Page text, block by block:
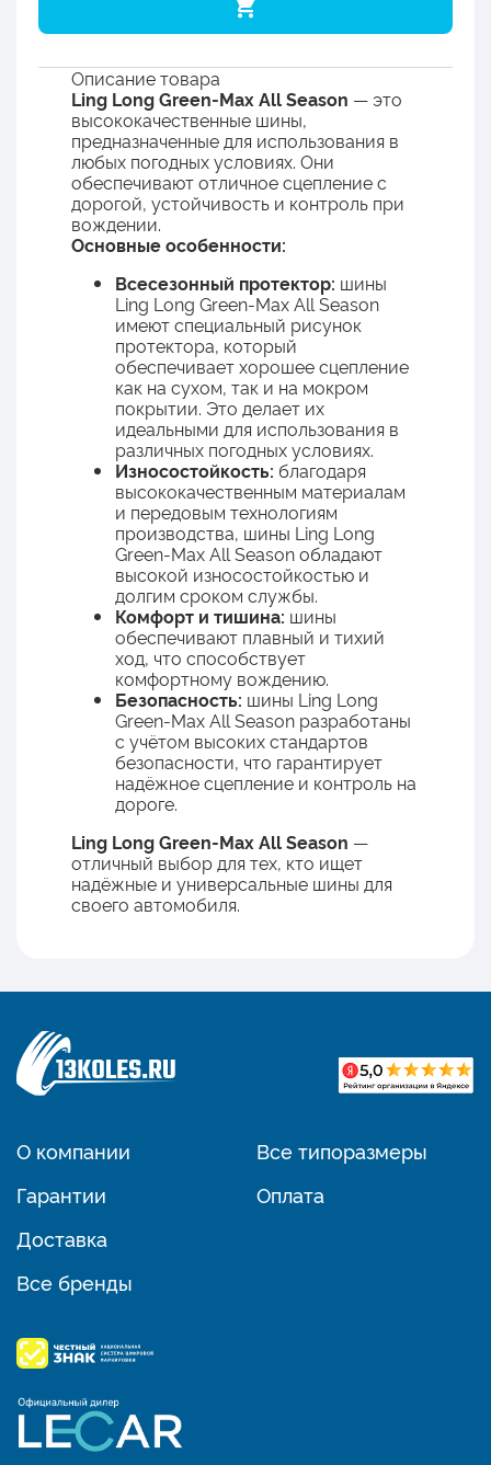
Описание товара
Ling Long Green-Max All Season — это
высококачественные шины,
предназначенные для использования в
любых погодных условиях. Они
обеспечивают отличное сцепление с
дорогой, устойчивость и контроль при
вождении.
Основные особенности:
Всесезонный протектор: шины
Ling Long Green-Max All Season
имеют специальный рисунок
протектора, который
обеспечивает хорошее сцепление
как на сухом, так и на мокром
покрытии. Это делает их
идеальными для использования в
различных погодных условиях.
Износостойкость: благодаря
высококачественным материалам
и передовым технологиям
производства, шины Ling Long
Green-Max All Season обладают
высокой износостойкостью и
долгим сроком службы.
Комфорт и тишина: шины
обеспечивают плавный и тихий
ход, что способствует
комфортному вождению.
Безопасность: шины Ling Long
Green-Max All Season разработаны
с учётом высоких стандартов
безопасности, что гарантирует
надёжное сцепление и контроль на
дороге.
Ling Long Green-Max All Season —
отличный выбор для тех, кто ищет
надёжные и универсальные шины для
своего автомобиля.
О компании
Гарантии
Доставка
Все бренды
Все типоразмеры
Оплата